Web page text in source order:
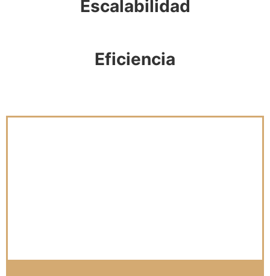
Escalabilidad
Eficiencia